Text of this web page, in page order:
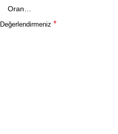
Değerlendirmeniz *